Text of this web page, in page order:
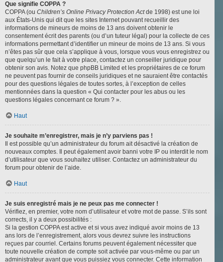
Que signifie COPPA ?
COPPA (ou Children’s Online Privacy Protection Actde 1998) est une loi
aux États-Unis qui dit que les sites Internet pouvant recueillir des
informations de mineurs de moins de 13 ans doivent obtenir le
consentement écrit des parents (ou d’un tuteur légal) pour la collecte de ces
informations permettant d’identifier un mineur de moins de 13 ans. Si vous
n’êtes pas sûr que cela s’applique à vous, lorsque vous vous enregistrez ou
que quelqu’un le fait à votre place, contactez un conseiller juridique pour
obtenir son avis. Notez que phpBB Limited et les propriétaires de ce forum
ne peuvent pas fournir de conseils juridiques et ne sauraient être contactés
pour des questions légales de toutes sortes, à l’exception de celles
mentionnées dans la question « Qui contacter pour les abus ou les
questions légales concernant ce forum ? ».
Haut
Je souhaite m’enregistrer, mais je n’y parviens pas !
Il est possible qu’un administrateur du forum ait désactivé la création de
nouveaux comptes. Il peut également avoir banni votre IP ou interdit le nom
d’utilisateur que vous souhaitez utiliser. Contactez un administrateur du
forum pour obtenir de l’aide.
Haut
Je suis enregistré mais je ne peux pas me connecter !
Vérifiez, en premier, votre nom d’utilisateur et votre mot de passe. S’ils sont
corrects, il y a deux possibilités :
Si la gestion COPPA est active et si vous avez indiqué avoir moins de 13
ans lors de l’enregistrement, alors vous devrez suivre les instructions
reçues par courriel. Certains forums peuvent également nécessiter que
toute nouvelle création de compte soit activée par vous-même ou par un
administrateur avant que vous puissiez vous connecter. Cette information